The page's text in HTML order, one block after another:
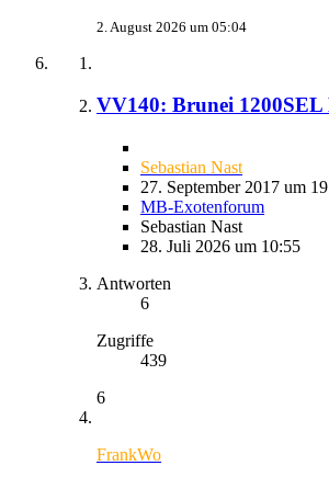
2. August 2026 um 05:04
VV140: Brunei
Sebastian Nast
27. September 2017 um
MB-Exotenforum
Sebastian Nast
28. Juli 2026 um 10:55
Antworten
6
Zugriffe
439
6
FrankWo